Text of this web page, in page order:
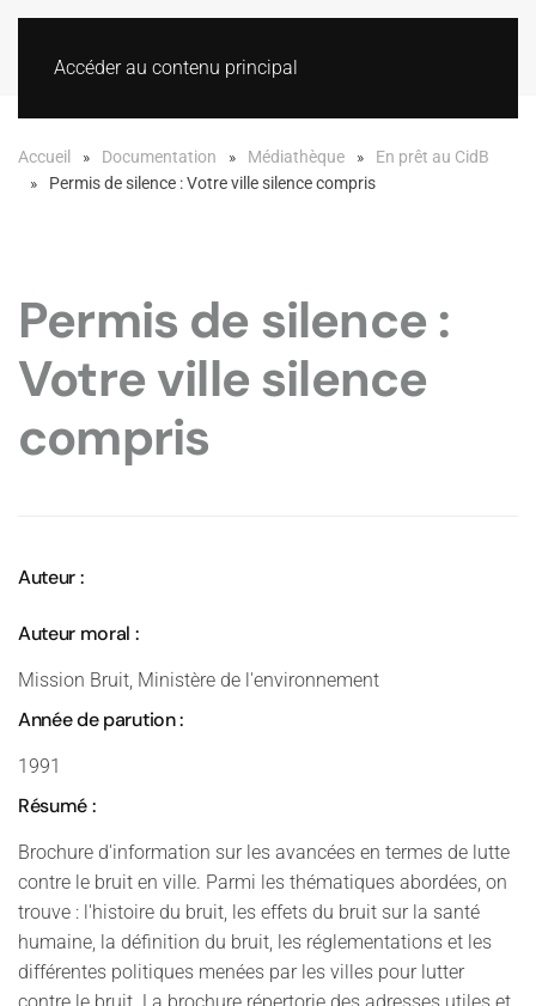
Accéder au contenu principal
Accueil Documentation Médiathèque
En prêt au CidB
Permis de silence : Votre ville silence compris
Permis de silence :
Votre ville silence
compris
Auteur :
Auteur moral :
Mission Bruit, Ministère de l'environnement
Année de parution :
1991
Résumé :
Brochure d'information sur les avancées en termes de lutte
contre le bruit en ville. Parmi les thématiques abordées, on
trouve : l'histoire du bruit, les effets du bruit sur la santé
humaine, la définition du bruit, les réglementations et les
différentes politiques menées par les villes pour lutter